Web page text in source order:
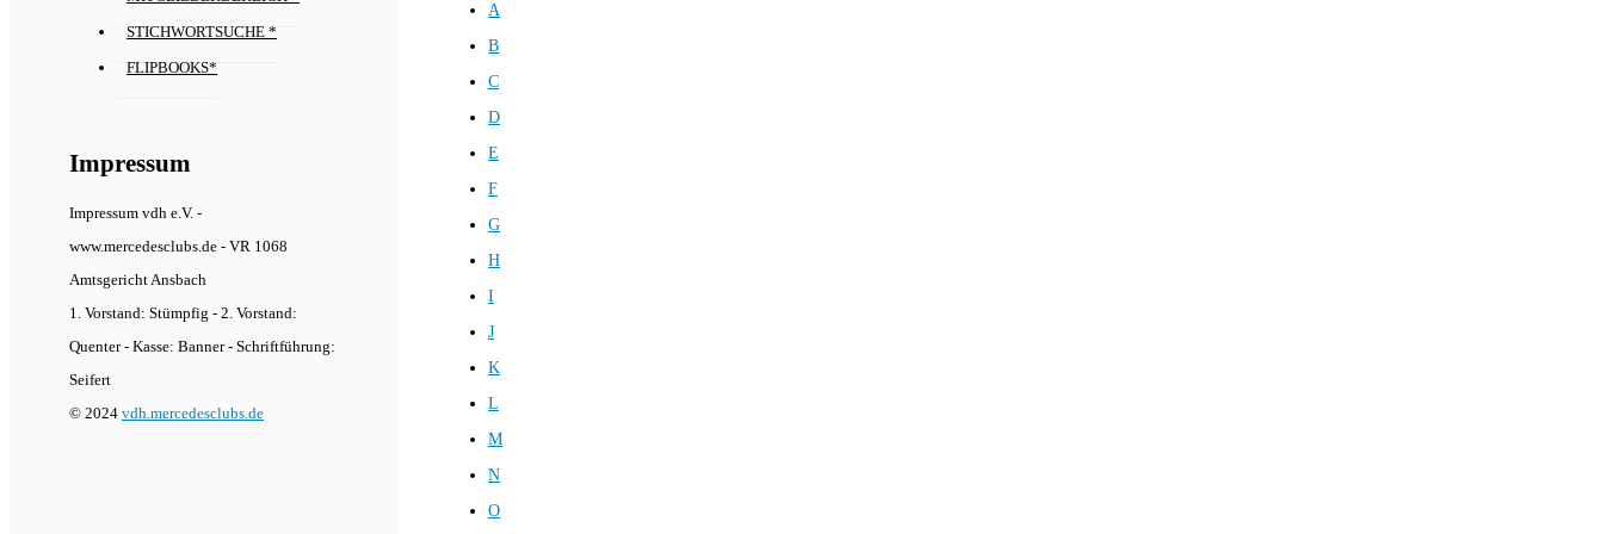
STICHWORTSUCHE *
FLIPBOOKS*
Impressum
Impressum vdh e.V. -
www.mercedesclubs.de - VR 1068
Amtsgericht Ansbach
1. Vorstand: Stümpfig - 2. Vorstand:
Quenter - Kasse: Banner - Schriftführung:
Seifert
© 2024 vdh.mercedesclubs.de
A
B
C
D
E
F
G
H
I
J
K
L
M
N
O